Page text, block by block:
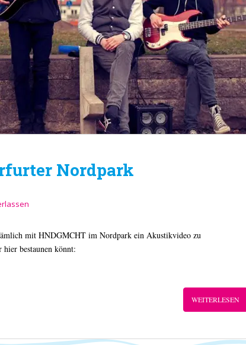
Nordpark
mit HNDGMCHT im Nordpark ein Akustikvideo zu
hier bestaunen könnt:
WEITERLESEN